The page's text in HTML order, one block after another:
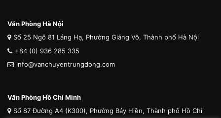
Văn Phòng Hà Nội
Số 25 Ngõ 81 Láng Hạ, Phường Giảng Võ, Thành phố Hà Nội
+84 (0) 936 285 335
info@vanchuyentrungdong.com
Văn Phòng Hồ Chí Minh
Số 87 Đường A4 (K300), Phường Bảy Hiền, Thành phố Hồ Chí